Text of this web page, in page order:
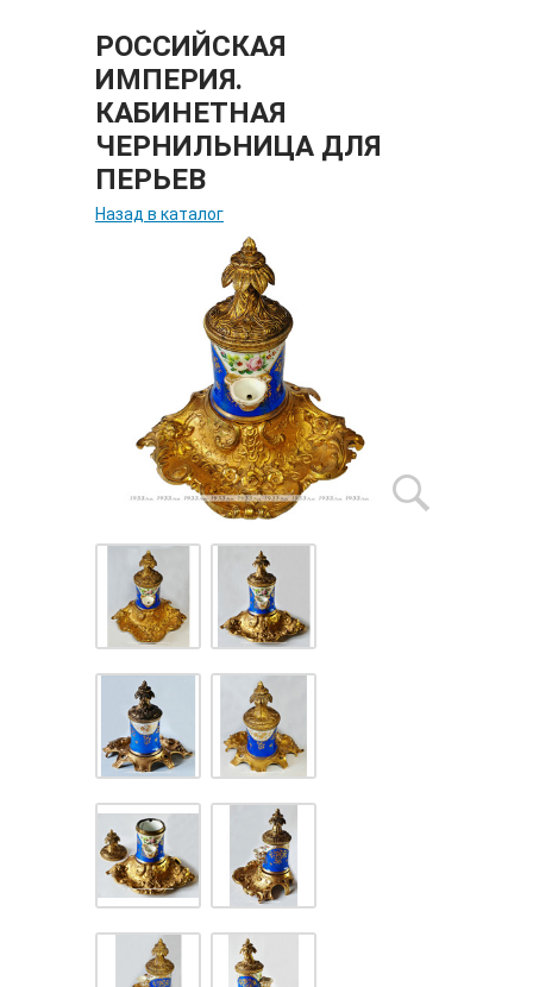
РОССИЙСКАЯ
ИМПЕРИЯ.
КАБИНЕТНАЯ
ЧЕРНИЛЬНИЦА ДЛЯ
ПЕРЬЕВ
Назад в каталог